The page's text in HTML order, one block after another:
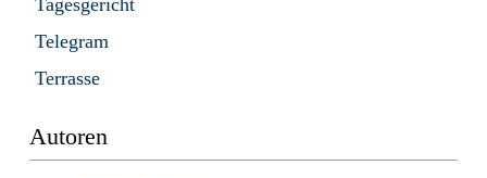
Tagesgericht
Telegram
Terrasse
Autoren